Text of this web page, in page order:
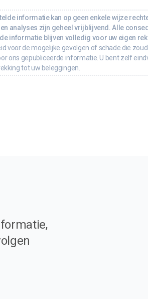
informatie kan op geen enkele wijze
analyses zijn geheel vrijblijvend. Alle
informatie blijven volledig voor uw eigen
voor de mogelijke gevolgen of schade die
ons gepubliceerde informatie. U bent zelf
tot uw beleggingen.